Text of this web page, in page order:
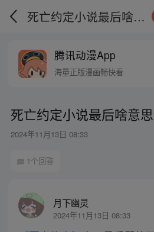
死亡约定小说最后啥意思
腾讯动漫App
海量正版漫画畅快看
死亡约定小说最后啥意思
2024年11月13日 08:33
1个回答
月下幽灵
2024年11月13日 08:33